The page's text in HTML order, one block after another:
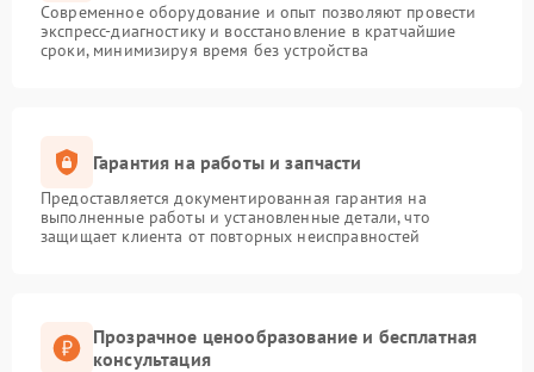
Современное оборудование и опыт позволяют провести
экспресс-диагностику и восстановление в кратчайшие
сроки, минимизируя время без устройства
Гарантия на работы и запчасти
Предоставляется документированная гарантия на
выполненные работы и установленные детали, что
защищает клиента от повторных неисправностей
Прозрачное ценообразование и бесплатная
консультация